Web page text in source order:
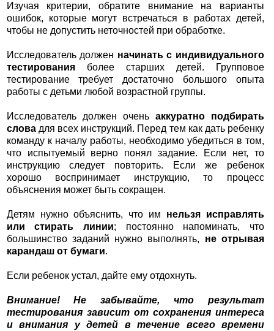
Изучая критерии, обратите внимание на варианты
ошибок, которые могут встречаться в работах детей,
чтобы не допустить неточностей при обработке.
Исследователь должен начинать с индивидуального
тестированияболее старших детей. Групповое
тестирование требует достаточно большого опыта
работы с детьми любой возрастной группы.
Исследователь должен очень аккуратно подбирать
словадля всех инструкций. Перед тем как дать ребенку
команду к началу работы, необходимо убедиться в том,
что испытуемый верно понял задание. Если нет, то
инструкцию следует повторить. Если же ребенок
хорошо воспринимает инструкцию, то процесс
объяснения может быть сокращен.
Детям нужно объяснить, что им нельзя исправлять
или стирать линии; постоянно напоминать, что
большинство заданий нужно выполнять, не отрывая
карандаш от бумаги.
Если ребенок устал, дайте ему отдохнуть.
Внимание! Не забывайте, что результат
тестирования зависит от сохранения интереса
и внимания у детей в течение всего времени